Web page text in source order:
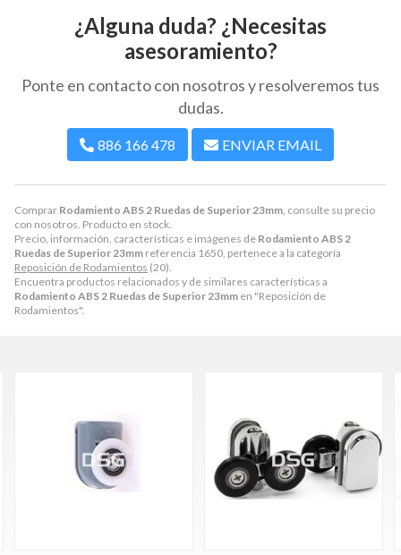
Comprar Rodamiento ABS 2 Ruedas de Superior 23mm, consulte su precio
con nosotros. Producto en stock.
Precio, información, características e imágenes de Rodamiento ABS 2
Ruedas de Superior 23mm referencia 1650, pertenece a la categoría
Reposición de Rodamientos (20).
Encuentra productos relacionados y de similares características a
Rodamiento ABS 2 Ruedas de Superior 23mm en "Reposición de
Rodamientos".
¿Alguna duda? ¿Necesitas
asesoramiento?
Ponte en contacto con nosotros y resolveremos tus
dudas.
886 166 478 ENVIAR EMAIL